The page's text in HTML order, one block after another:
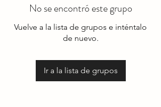
No se encontró este grupo
Vuelve a la lista de grupos e inténtalo
de nuevo.
Ir a la lista de grupos